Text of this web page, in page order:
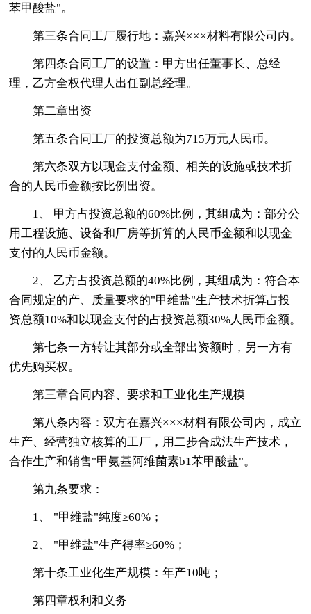
苯甲酸盐"。
第三条合同工厂履行地：嘉兴×××材料有限公司内。
第四条合同工厂的设置：甲方出任董事长、总经
理，乙方全权代理人出任副总经理。
第二章出资
第五条合同工厂的投资总额为715万元人民币。
第六条双方以现金支付金额、相关的设施或技术折
合的人民币金额按比例出资。
1、 甲方占投资总额的60%比例，其组成为：部分公
用工程设施、设备和厂房等折算的人民币金额和以现金
支付的人民币金额。
2、 乙方占投资总额的40%比例，其组成为：符合本
合同规定的产、质量要求的"甲维盐"生产技术折算占投
资总额10%和以现金支付的占投资总额30%人民币金额。
第七条一方转让其部分或全部出资额时，另一方有
优先购买权。
第三章合同内容、要求和工业化生产规模
第八条内容：双方在嘉兴×××材料有限公司内，成立
生产、经营独立核算的工厂，用二步合成法生产技术，
合作生产和销售"甲氨基阿维菌素b1苯甲酸盐"。
第九条要求：
1、 "甲维盐"纯度≥60%；
2、 "甲维盐"生产得率≥60%；
第十条工业化生产规模：年产10吨；
第四章权利和义务